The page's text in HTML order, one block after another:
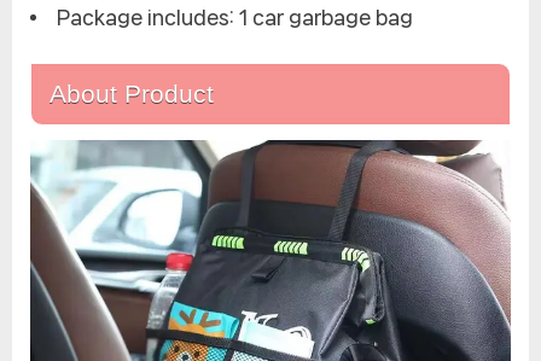
Package includes: 1 car garbage bag
About Product